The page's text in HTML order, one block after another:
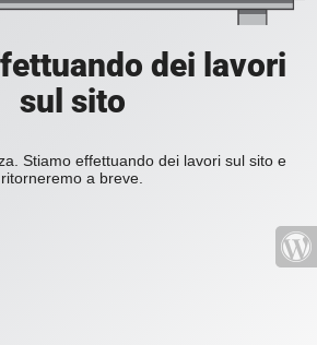
dei lavori
sul sito
Stiamo effettuando dei lavori sul sito e
ritorneremo a breve.